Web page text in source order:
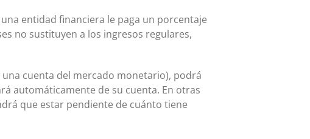
entidad financiera le paga un porcentaje
no sustituyen a los ingresos regulares,
cuenta del mercado monetario), podrá
automáticamente de su cuenta. En otras
que estar pendiente de cuánto tiene